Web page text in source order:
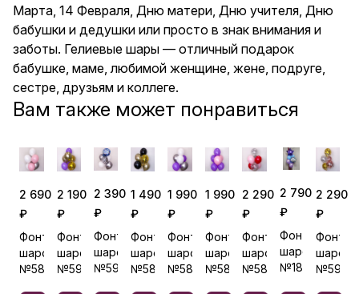
Марта, 14 Февраля, Дню матери, Дню учителя, Дню
бабушки и дедушки или просто в знак внимания и
заботы. Гелиевые шары — отличный подарок
бабушке, маме, любимой женщине, жене, подруге,
сестре, друзьям и коллеге.
Вам также может понравиться
2 690
₽
Фонтан
шаров
№580
2 190
₽
Фонтан
шаров
№590
2 390
₽
Фонтан
шаров
№591
1 490
₽
Фонтан
шаров
№586
1 990
₽
Фонтан
шаров
№585
1 990
₽
Фонтан
шаров
№584
2 290
₽
Фонтан
шаров
№589
2 790
₽
Фонтан
шаров
№181
2 290
₽
Фонтан
шаров
№593